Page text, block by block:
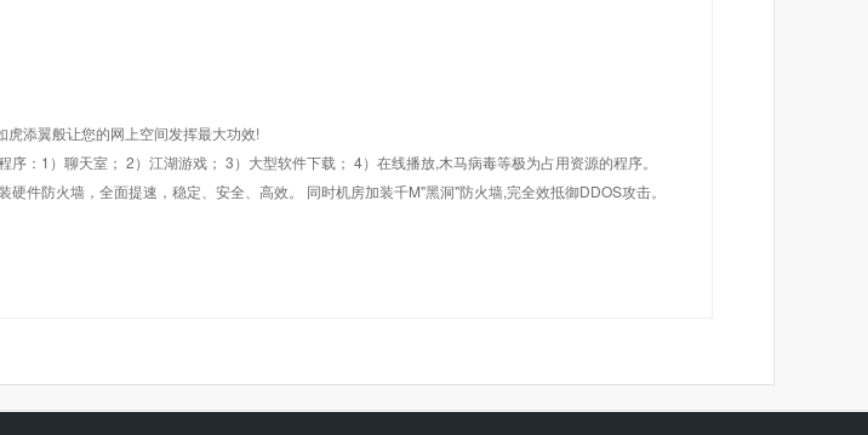
添翼般让您的网上空间发挥最大功效!
：1）聊天室； 2）江湖游戏； 3）大型软件下载； 4）在线播放,木马病毒等极为占用资源的程序。
件防火墙，全面提速，稳定、安全、高效。 同时机房加装千M"黑洞"防火墙,完全效抵御DDOS攻击。